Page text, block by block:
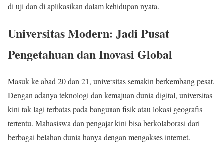
di uji dan di aplikasikan dalam kehidupan nyata.
Universitas Modern: Jadi Pusat
Pengetahuan dan Inovasi Global
Masuk ke abad 20 dan 21, universitas semakin berkembang pesat.
Dengan adanya teknologi dan kemajuan dunia digital, universitas
kini tak lagi terbatas pada bangunan fisik atau lokasi geografis
tertentu. Mahasiswa dan pengajar kini bisa berkolaborasi dari
berbagai belahan dunia hanya dengan mengakses internet.